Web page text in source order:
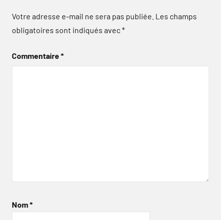
Votre adresse e-mail ne sera pas publiée. Les champs
obligatoires sont indiqués avec*
Commentaire*
Nom*